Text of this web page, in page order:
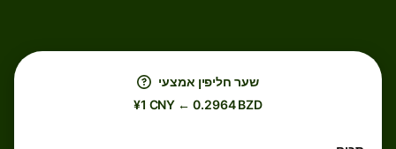
שער חליפין אמצעי
¥1 CNY ← 0.2964 BZD